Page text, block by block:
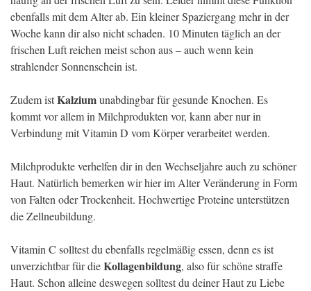
ebenfalls mit dem Alter ab. Ein kleiner Spaziergang mehr in der
Woche kann dir also nicht schaden. 10 Minuten täglich an der
frischen Luft reichen meist schon aus – auch wenn kein
strahlender Sonnenschein ist.
Zudem istKalziumunabdingbar für gesunde Knochen. Es
kommt vor allem in Milchprodukten vor, kann aber nur in
Verbindung mit Vitamin D vom Körper verarbeitet werden.
Milchprodukte verhelfen dir in den Wechseljahre auch zu schöner
Haut. Natürlich bemerken wir hier im Alter Veränderung in Form
von Falten oder Trockenheit. Hochwertige Proteine unterstützen
die Zellneubildung.
Vitamin C solltest du ebenfalls regelmäßig essen, denn es ist
unverzichtbar für dieKollagenbildung, also für schöne straffe
Haut. Schon alleine deswegen solltest du deiner Haut zu Liebe